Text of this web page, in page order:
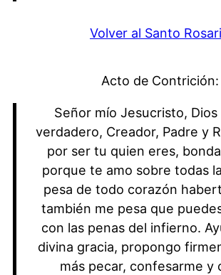
Volver al Santo
Acto de Contrición:
Señor mío Jesucristo,
verdadero, Creador, Padre y
por ser tu quien eres,
porque te amo sobre todas
pesa de todo corazón
también me pesa que
con las penas del infierno.
divina gracia, propongo
más pecar, confesarme y